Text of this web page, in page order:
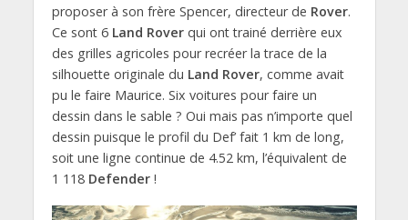
proposer à son frère Spencer, directeur de Rover.
Ce sont 6 Land Roverqui ont trainé derrière eux
des grilles agricoles pour recréer la trace de la
silhouette originale du Land Rover, comme avait
pu le faire Maurice. Six voitures pour faire un
dessin dans le sable ? Oui mais pas n’importe quel
dessin puisque le profil du Def’ fait 1 km de long,
soit une ligne continue de 4.52 km, l’équivalent de
1 118 Defender!